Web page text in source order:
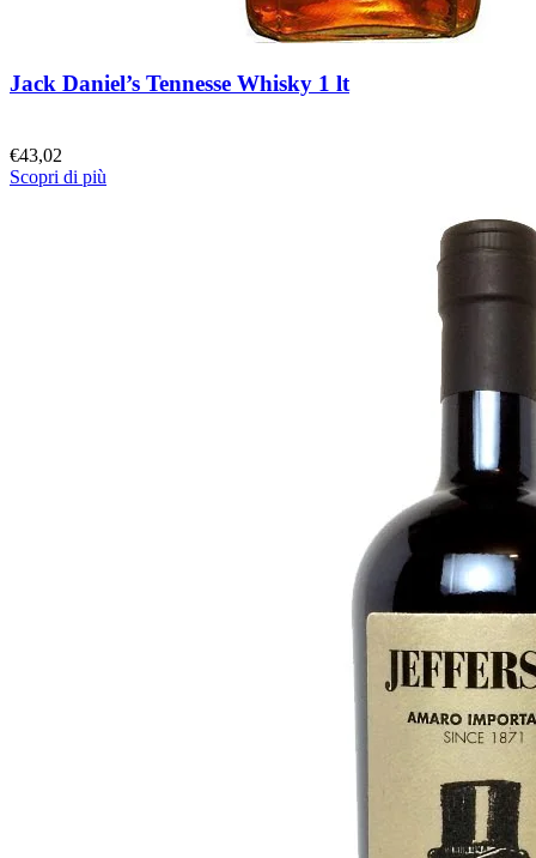
Jack Daniel’s Tennesse Whisky 1 lt
€43,02
Scopri di più